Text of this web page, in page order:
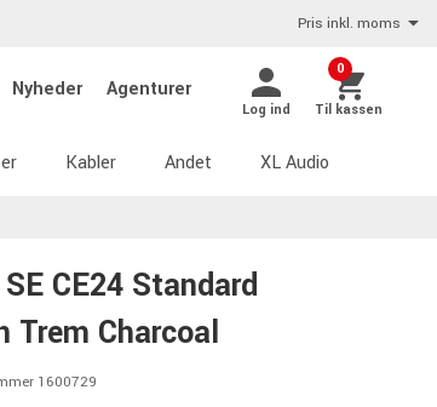
Pris inkl. moms
Nyheder Agenturer
Log ind
0
Til kassen
Kabler Andet XL Audio
CE24 Standard
Trem Charcoal
1600729